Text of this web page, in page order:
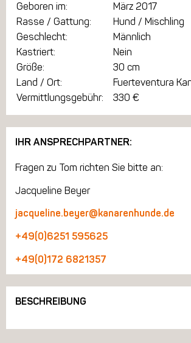
Geboren im:
März 2017
Rasse / Gattung:
Hund / Mischling
Geschlecht:
Männlich
Kastriert:
Nein
Größe:
30 cm
Land / Ort:
Fuerteventura
Vermittlungsgebühr:
330 €
IHR ANSPRECHPARTNER:
Fragen zu Tom richten Sie bitte an:
Jacqueline Beyer
jacqueline.beyer@kanarenhunde.de
+49(0)6251 595625
+49(0)172 6821357
BESCHREIBUNG